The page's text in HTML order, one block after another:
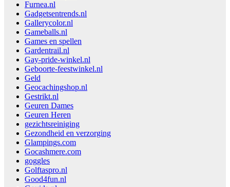
Furnea.nl
Gadgetsentrends.nl
Gallerycolor.nl
Gameballs.nl
Games en spellen
Gardentrail.nl
Gay-pride-winkel.nl
Geboorte-feestwinkel.nl
Geld
Geocachingshop.nl
Gestrikt.nl
Geuren Dames
Geuren Heren
gezichtsreiniging
Gezondheid en verzorging
Glampings.com
Gocashmere.com
goggles
Golftaspro.nl
Good4fun.nl